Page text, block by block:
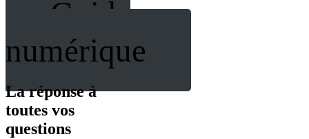
Guide
numérique
La réponse à
toutes vos
questions